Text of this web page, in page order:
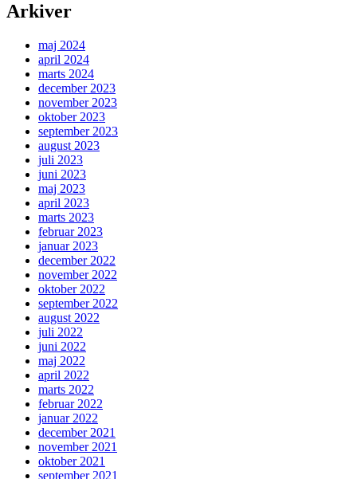
Arkiver
maj 2024
april 2024
marts 2024
december 2023
november 2023
oktober 2023
september 2023
august 2023
juli 2023
juni 2023
maj 2023
april 2023
marts 2023
februar 2023
januar 2023
december 2022
november 2022
oktober 2022
september 2022
august 2022
juli 2022
juni 2022
maj 2022
april 2022
marts 2022
februar 2022
januar 2022
december 2021
november 2021
oktober 2021
september 2021